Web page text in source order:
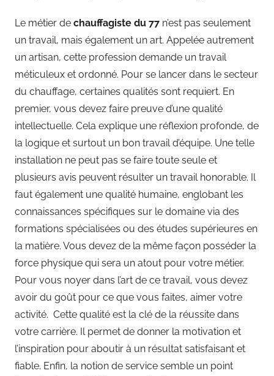
Le métier de chauffagiste du 77 n’est pas seulement
un travail, mais également un art. Appelée autrement
un artisan, cette profession demande un travail
méticuleux et ordonné. Pour se lancer dans le secteur
du chauffage, certaines qualités sont requiert. En
premier, vous devez faire preuve d’une qualité
intellectuelle. Cela explique une réflexion profonde, de
la logique et surtout un bon travail d’équipe. Une telle
installation ne peut pas se faire toute seule et
plusieurs avis peuvent résulter un travail honorable. Il
faut également une qualité humaine, englobant les
connaissances spécifiques sur le domaine via des
formations spécialisées ou des études supérieures en
la matière. Vous devez de la même façon posséder la
force physique qui sera un atout pour votre métier.
Pour vous noyer dans l’art de ce travail, vous devez
avoir du goût pour ce que vous faites, aimer votre
activité. Cette qualité est la clé de la réussite dans
votre carrière. Il permet de donner la motivation et
l’inspiration pour aboutir à un résultat satisfaisant et
fiable. Enfin, la notion de service semble un point